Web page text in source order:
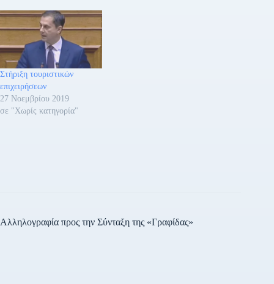
από την πτώχευση του
ομίλου της Thomas Cook
καθώς και των εργαζομένων
σε αυτές. Ειδικότερα
ανακοίνωση του υπουργείου
Τουρισμού αναφέρει:
Εργαζομένοι - Μείωση του
αριθμού των αναγκαίων…
Στήριξη τουριστικών
επιχειρήσεων
27 Νοεμβρίου 2019
σε "Χωρίς κατηγορία"
Αλληλογραφία προς την Σύνταξη της «Γραφίδας»